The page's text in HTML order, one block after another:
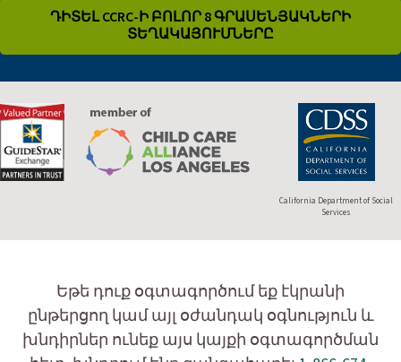
ԴԻՏԵԼ CCRC-Ի ԲՈԼՈՐ 8 ԳՐԱՍԵՆՅԱԿՆԵՐԻ
ՏԵՂԱԿԱՅՈՒՄՆԵՐԸ
California Department of Social
Services
Եթե դուք օգտագործում եք էկրանի
ընթերցող կամ այլ օժանդակ օգնություն և
խնդիրներ ունեք այս կայքի օգտագործման